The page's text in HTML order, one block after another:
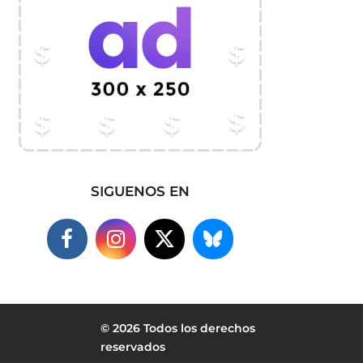
SIGUENOS EN
© 2026 Todos los derechos
reservados